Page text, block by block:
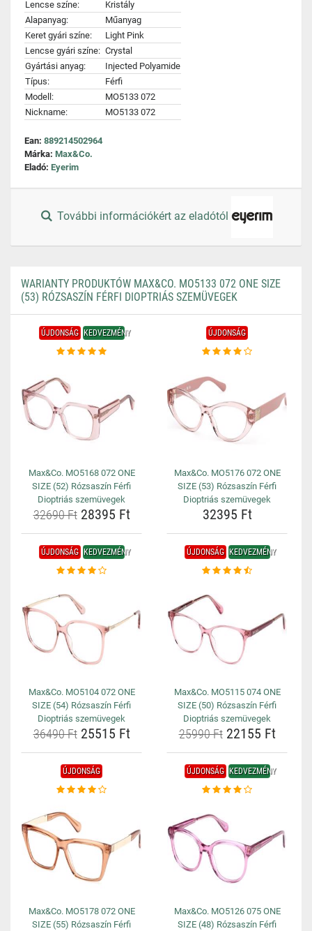
Lencse színe:
Kristály
Alapanyag:
Műanyag
Keret gyári színe:
Light Pink
Lencse gyári színe: Crystal
Gyártási anyag:
Injected Polyamide
Típus:
Férfi
Modell:
MO5133 072
Nickname:
MO5133 072
Ean: 889214502964
Márka: Max&Co.
Eladó: Eyerim
További információkért az eladótól
WARIANTY PRODUKTÓW MAX&CO. MO5133 072 ONE SIZE
(53) RÓZSASZÍN FÉRFI DIOPTRIÁS SZEMÜVEGEK
ÚJDONSÁG KEDVEZMÉNY
Max&Co. MO5168 072 ONE
SIZE (52) Rózsaszín Férfi
Dioptriás szemüvegek
32690 Ft28395 Ft
ÚJDONSÁG
Max&Co. MO5176 072 ONE
SIZE (53) Rózsaszín Férfi
Dioptriás szemüvegek
32395 Ft
ÚJDONSÁG KEDVEZMÉNY
Max&Co. MO5104 072 ONE
SIZE (54) Rózsaszín Férfi
Dioptriás szemüvegek
36490 Ft25515 Ft
ÚJDONSÁG KEDVEZMÉNY
Max&Co. MO5115 074 ONE
SIZE (50) Rózsaszín Férfi
Dioptriás szemüvegek
25990 Ft22155 Ft
ÚJDONSÁG
Max&Co. MO5178 072 ONE
SIZE (55) Rózsaszín Férfi
ÚJDONSÁG KEDVEZMÉNY
Max&Co. MO5126 075 ONE
SIZE (48) Rózsaszín Férfi